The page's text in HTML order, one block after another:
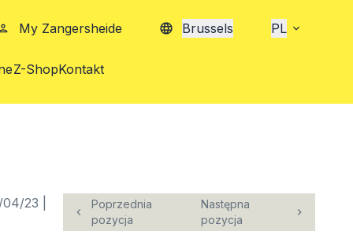
My Zangersheide Brussels PL
Z-ShopKontakt
23 |
Poprzednia
pozycja
Następna
pozycja